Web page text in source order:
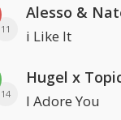
11
Alesso &
i Like It
14 I Adore You